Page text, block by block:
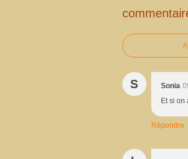
S Sonia
Et si on
Répondre